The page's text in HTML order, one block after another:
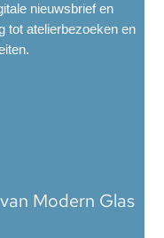
nieuwsbrief en
tot atelierbezoeken en
Modern Glas